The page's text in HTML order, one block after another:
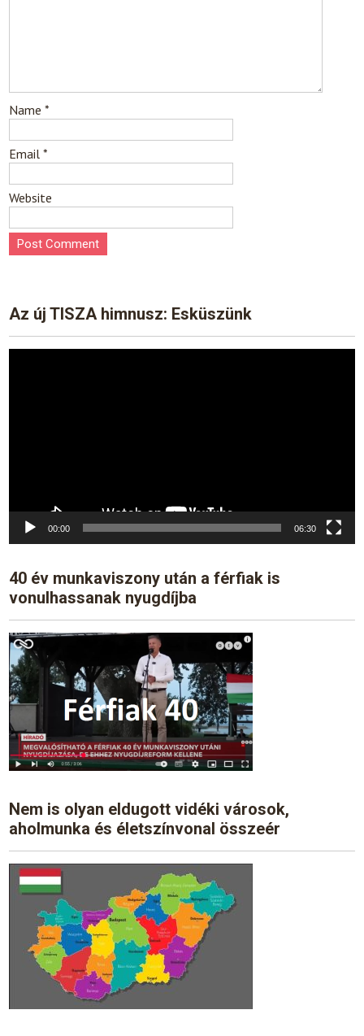
Name*
Email*
Website
Az új TISZA himnusz: Esküszünk
00:00 06:30
40 év munkaviszony után a férfiak is
vonulhassanak nyugdíjba
Nem is olyan eldugott vidéki városok,
aholmunka és életszínvonal összeér